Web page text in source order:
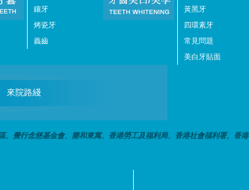
鑲牙
烤瓷牙
義齒
黃黑牙
四環素牙
常見問題
美白牙貼面
來院路綫
覺行念慈基金會、樂和東寓、香港勞工及福利局、香港社會福利署、香港